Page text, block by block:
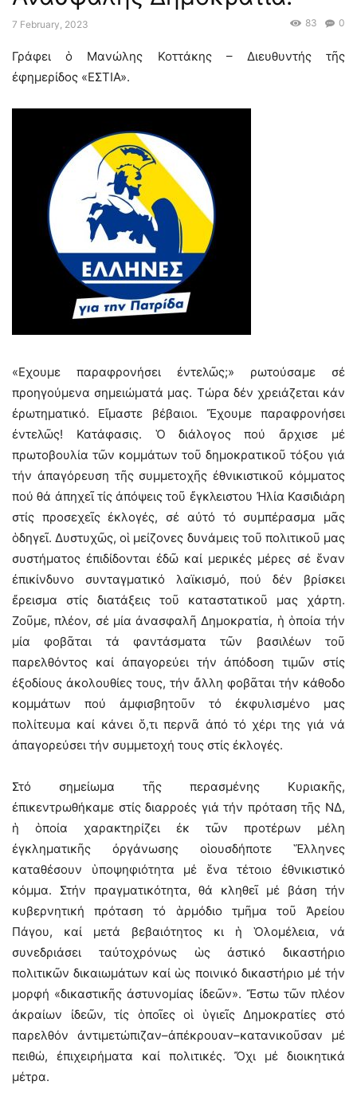
7 February, 2023 0
83
Γράφει ὁ Μανώλης Κοττάκης – Διευθυντής τῆς
ἐφημερίδος «ΕΣΤΙΑ».
«Εχουμε παραφρονήσει ἐντελῶς;» ρωτούσαμε σέ
προηγούμενα σημειώματά μας. Τώρα δέν χρειάζεται κάν
ἐρωτηματικό. Εἴμαστε βέβαιοι. Ἔχουμε παραφρονήσει
ἐντελῶς! Κατάφασις. Ὁ διάλογος πού ἄρχισε μέ
πρωτοβουλία τῶν κομμάτων τοῦ δημοκρατικοῦ τόξου γιά
τήν ἀπαγόρευση τῆς συμμετοχῆς ἐθνικιστικοῦ κόμματος
πού θά ἀπηχεῖ τίς ἀπόψεις τοῦ ἔγκλειστου Ἠλία Κασιδιάρη
στίς προσεχεῖς ἐκλογές, σέ αὐτό τό συμπέρασμα μᾶς
ὁδηγεῖ. Δυστυχῶς, οἱ μείζονες δυνάμεις τοῦ πολιτικοῦ μας
συστήματος ἐπιδίδονται ἐδῶ καί μερικές μέρες σέ ἕναν
ἐπικίνδυνο συνταγματικό λαϊκισμό, πού δέν βρίσκει
ἔρεισμα στίς διατάξεις τοῦ καταστατικοῦ μας χάρτη.
Ζοῦμε, πλέον, σέ μία ἀνασφαλῆ Δημοκρατία, ἡ ὁποία τήν
μία φοβᾶται τά φαντάσματα τῶν βασιλέων τοῦ
παρελθόντος καί ἀπαγορεύει τήν ἀπόδοση τιμῶν στίς
ἐξοδίους ἀκολουθίες τους, τήν ἄλλη φοβᾶται τήν κάθοδο
κομμάτων πού ἀμφισβητοῦν τό ἐκφυλισμένο μας
πολίτευμα καί κάνει ὅ,τι περνᾶ ἀπό τό χέρι της γιά νά
ἀπαγορεύσει τήν συμμετοχή τους στίς ἐκλογές.
Στό σημείωμα τῆς περασμένης Κυριακῆς,
ἐπικεντρωθήκαμε στίς διαρροές γιά τήν πρόταση τῆς ΝΔ,
ἡ ὁποία χαρακτηρίζει ἐκ τῶν προτέρων μέλη
ἐγκληματικῆς ὀργάνωσης οἱουσδήποτε Ἕλληνες
καταθέσουν ὑποψηφιότητα μέ ἕνα τέτοιο ἐθνικιστικό
κόμμα. Στήν πραγματικότητα, θά κληθεῖ μέ βάση τήν
κυβερνητική πρόταση τό ἁρμόδιο τμῆμα τοῦ Ἀρείου
Πάγου, καί μετά βεβαιότητος κι ἡ Ὁλομέλεια, νά
συνεδριάσει ταὐτοχρόνως ὡς ἀστικό δικαστήριο
πολιτικῶν δικαιωμάτων καί ὡς ποινικό δικαστήριο μέ τήν
μορφή «δικαστικῆς ἀστυνομίας ἰδεῶν». Ἔστω τῶν πλέον
ἀκραίων ἰδεῶν, τίς ὁποῖες οἱ ὑγιεῖς Δημοκρατίες στό
παρελθόν ἀντιμετώπιζαν–ἀπέκρουαν–κατανικοῦσαν μέ
πειθώ, ἐπιχειρήματα καί πολιτικές. Ὄχι μέ διοικητικά
μέτρα.